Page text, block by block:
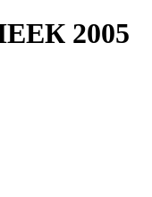
2005